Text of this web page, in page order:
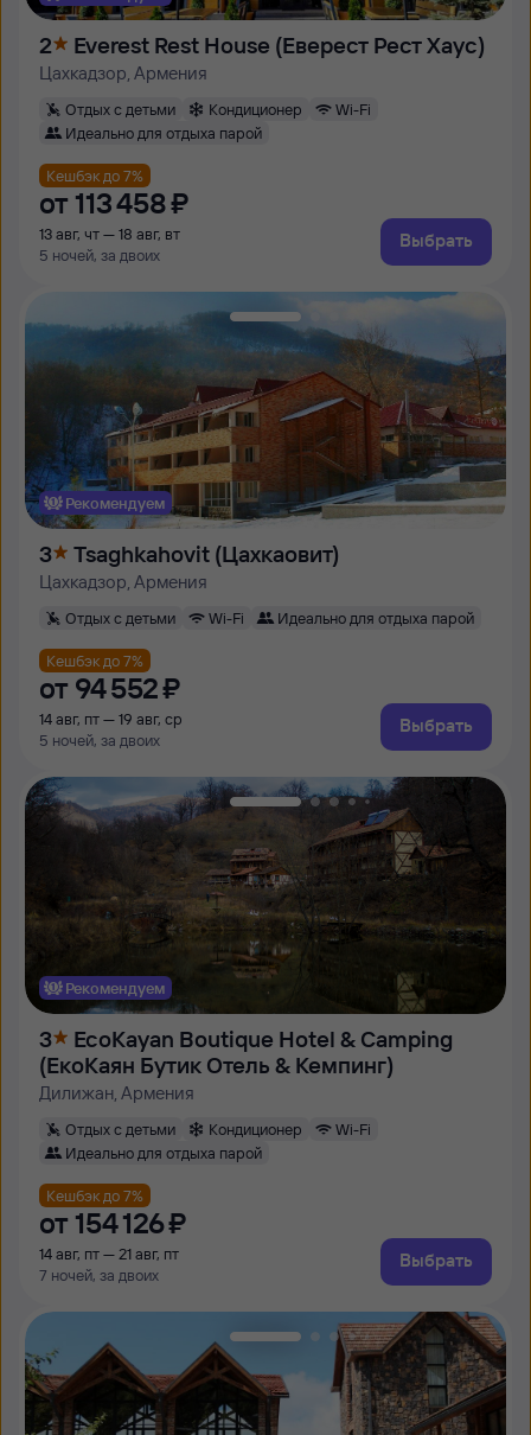
2 Everest Rest House (Еверест Рест Хаус)
Цахкадзор, Армения
Отдых с детьми Кондиционер
Wi-Fi
Идеально для отдыха парой
Кешбэк до 7%
от 113 ⁠458 ⁠₽
13 авг, чт — 18 авг, вт
5 ночей, за двоих
Выбрать
Рекомендуем
3 Tsaghkahovit (Цахкаовит)
Цахкадзор, Армения
Отдых с детьми Wi-Fi Идеально для отдыха парой
Кешбэк до 7%
от 94 ⁠552 ⁠₽
14 авг, пт — 19 авг, ср
5 ночей, за двоих
Выбрать
Рекомендуем
3
EcoKayan Boutique Hotel & Camping
(ЕкоКаян Бутик Отель & Кемпинг)
Дилижан, Армения
Отдых с детьми Кондиционер
Wi-Fi
Идеально для отдыха парой
Кешбэк до 7%
от 154 ⁠126 ⁠₽
14 авг, пт — 21 авг, пт
7 ночей, за двоих
Выбрать